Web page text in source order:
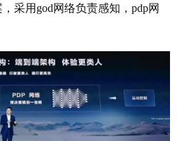
采用god网络负责感知，pdp网